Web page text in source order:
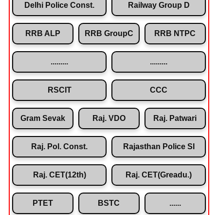
Delhi Police Const. Railway Group D
RRB ALP RRB GroupC RRB NTPC
RSCIT CCC
Gram Sevak Raj. VDO Raj. Patwari
Raj. Pol. Const. Rajasthan Police SI
Raj. CET(12th) Raj. CET(Greadu.)
PTET BSTC